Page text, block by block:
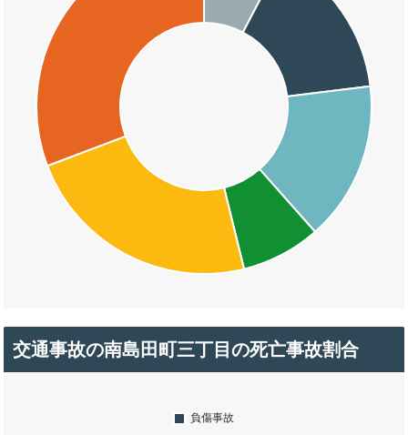
交通事故の南島田町三丁目の死亡事故割合